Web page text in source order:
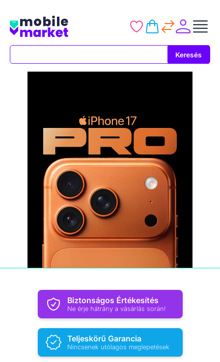
Keresés
Biztonságos Értékesítés
Ne érje hátrány a vásárlás során!
Teljeskörű Garancia
Nincsenek utólagos meglepetések